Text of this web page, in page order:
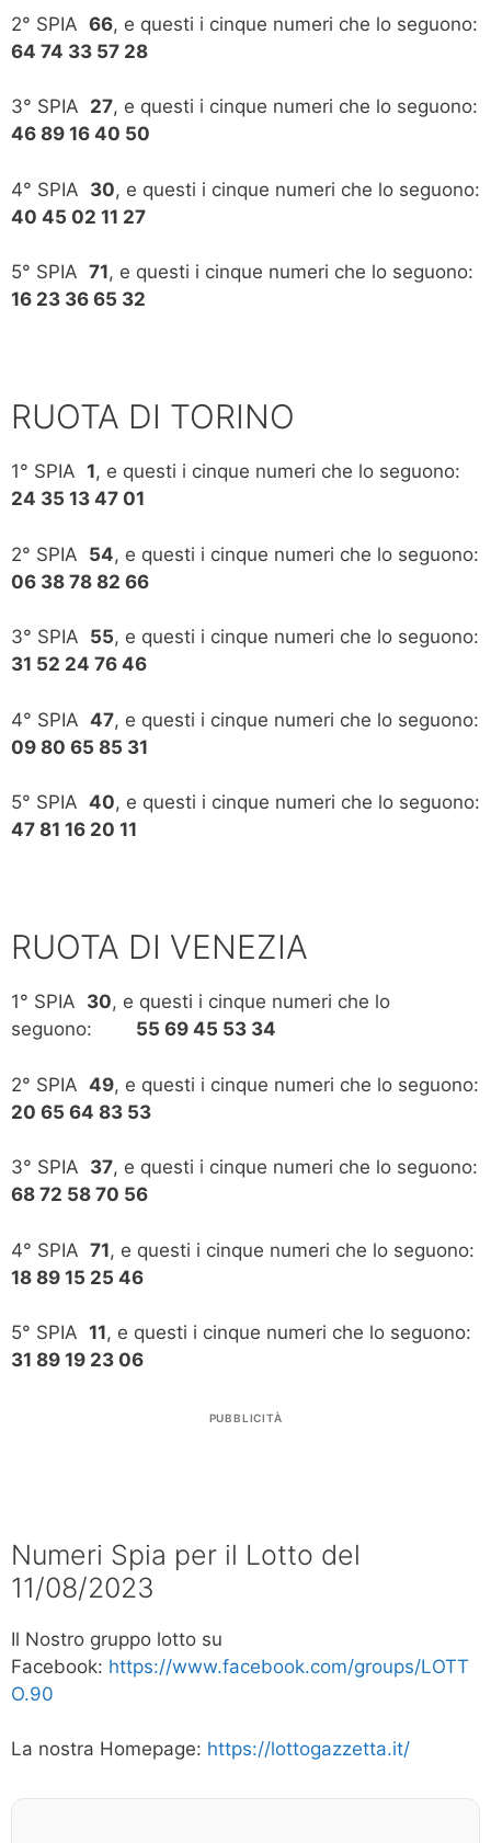
2° SPIA 66, e questi i cinque numeri che lo seguono:
64 74 33 57 28
3° SPIA 27, e questi i cinque numeri che lo seguono:
46 89 16 40 50
4° SPIA 30, e questi i cinque numeri che lo seguono:
40 45 02 11 27
5° SPIA 71, e questi i cinque numeri che lo seguono:
16 23 36 65 32
RUOTA DI TORINO
1° SPIA 1, e questi i cinque numeri che lo seguono:
24 35 13 47 01
2° SPIA 54, e questi i cinque numeri che lo seguono:
06 38 78 82 66
3° SPIA 55, e questi i cinque numeri che lo seguono:
31 52 24 76 46
4° SPIA 47, e questi i cinque numeri che lo seguono:
09 80 65 85 31
5° SPIA 40, e questi i cinque numeri che lo seguono:
47 81 16 20 11
RUOTA DI VENEZIA
1° SPIA 30, e questi i cinque numeri che lo
seguono: 55 69 45 53 34
2° SPIA 49, e questi i cinque numeri che lo seguono:
20 65 64 83 53
3° SPIA 37, e questi i cinque numeri che lo seguono:
68 72 58 70 56
4° SPIA 71, e questi i cinque numeri che lo seguono:
18 89 15 25 46
5° SPIA 11, e questi i cinque numeri che lo seguono:
31 89 19 23 06
PUBBLICITÀ
Numeri Spia per il Lotto del
11/08/2023
Il Nostro gruppo lotto su
Facebook: https://www.facebook.com/groups/LOTT
O.90
La nostra Homepage: https://lottogazzetta.it/